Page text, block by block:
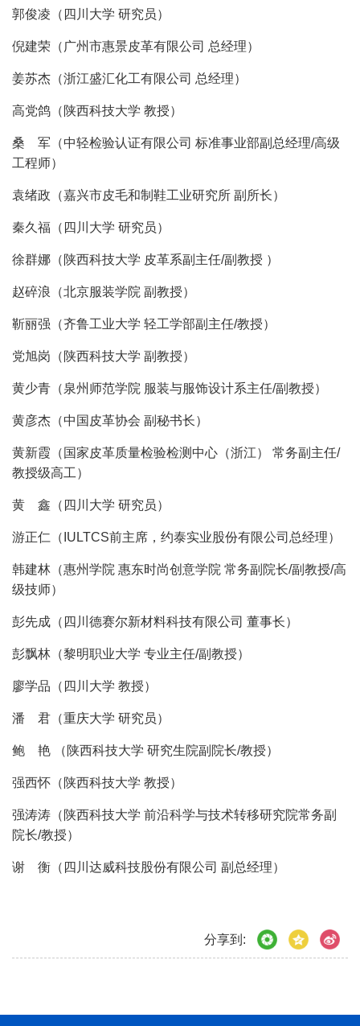
郭俊凌（四川大学 研究员）
倪建荣（广州市惠景皮革有限公司 总经理）
姜苏杰（浙江盛汇化工有限公司 总经理）
高党鸽（陕西科技大学 教授）
桑 军（中轻检验认证有限公司 标准事业部副总经理/高级
工程师）
袁绪政（嘉兴市皮毛和制鞋工业研究所 副所长）
秦久福（四川大学 研究员）
徐群娜（陕西科技大学 皮革系副主任/副教授 ）
赵碎浪（北京服装学院 副教授）
靳丽强（齐鲁工业大学 轻工学部副主任/教授）
党旭岗（陕西科技大学 副教授）
黄少青（泉州师范学院 服装与服饰设计系主任/副教授）
黄彦杰（中国皮革协会 副秘书长）
黄新霞（国家皮革质量检验检测中心（浙江） 常务副主任/
教授级高工）
黄 鑫（四川大学 研究员）
游正仁（IULTCS前主席，约泰实业股份有限公司总经理）
韩建林（惠州学院 惠东时尚创意学院 常务副院长/副教授/高
级技师）
彭先成（四川德赛尔新材料科技有限公司 董事长）
彭飘林（黎明职业大学 专业主任/副教授）
廖学品（四川大学 教授）
潘 君（重庆大学 研究员）
鲍 艳 （陕西科技大学 研究生院副院长/教授）
强西怀（陕西科技大学 教授）
强涛涛（陕西科技大学 前沿科学与技术转移研究院常务副
院长/教授）
谢 衡（四川达威科技股份有限公司 副总经理）
分享到: